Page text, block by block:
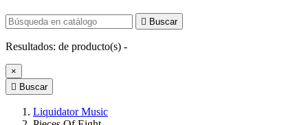
 Buscar
Resultados: de producto(s) -
×
 Buscar
Liquidator Music